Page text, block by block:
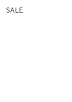
SALE